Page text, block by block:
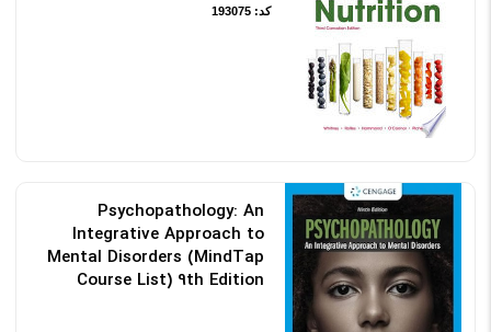
کد: 193075
Psychopathology: An
Integrative Approach to
Mental Disorders (MindTap
Course List) 9th Edition